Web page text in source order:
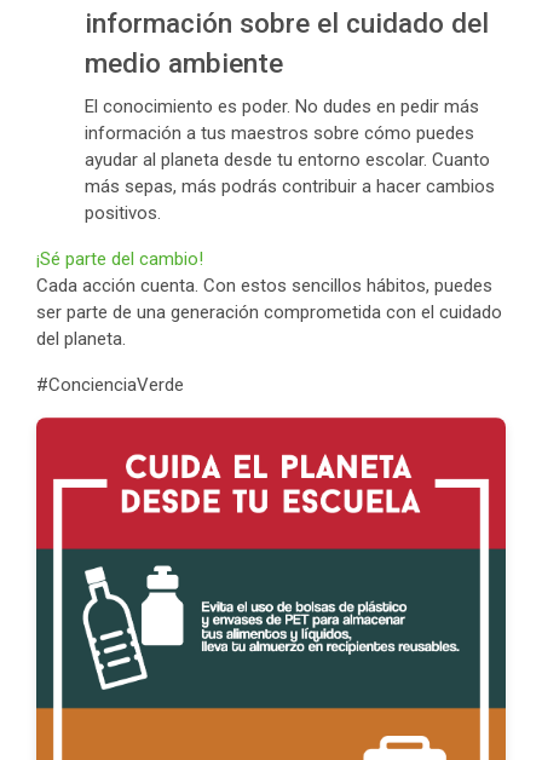
información sobre el cuidado del
medio ambiente
El conocimiento es poder. No dudes en pedir más
información a tus maestros sobre cómo puedes
ayudar al planeta desde tu entorno escolar. Cuanto
más sepas, más podrás contribuir a hacer cambios
positivos.
¡Sé parte del cambio!
Cada acción cuenta. Con estos sencillos hábitos, puedes
ser parte de una generación comprometida con el cuidado
del planeta.
#ConcienciaVerde